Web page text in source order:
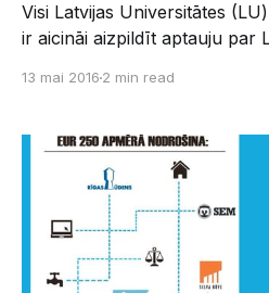
Visi Latvijas Universitātes
ir aicināi aizpildīt aptauju par
pabeigšanas, atradīsies
ēku efektīvai izveidei ir
viedoklis un
13 mai 2016 2 min read